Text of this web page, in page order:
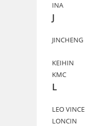
INA
J
JINCHENG
KEIHIN
KMC
L
LEO VINCE
LONCIN